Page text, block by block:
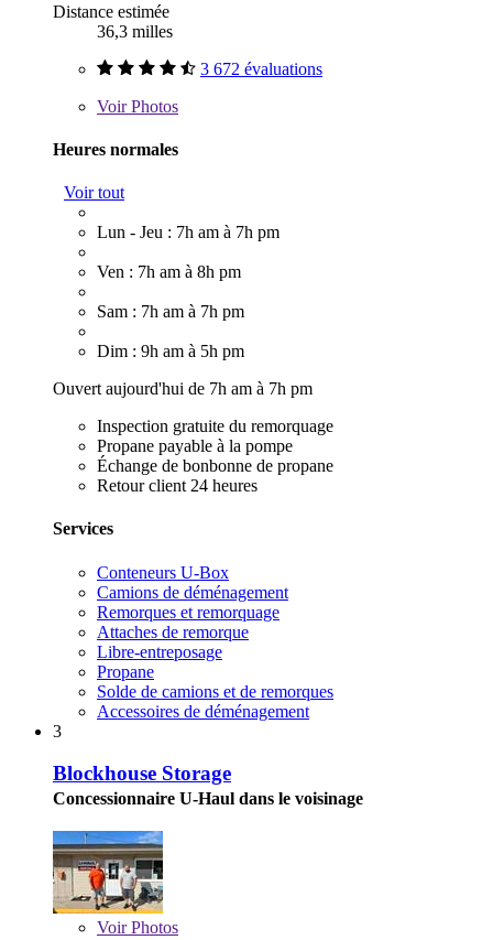
Distance estimée
36,3 milles
3 672 évaluations
VoirPhotos
Heures normales
Voir tout
Lun - Jeu : 7h am à 7h pm
Ven : 7h am à 8h pm
Sam : 7h am à 7h pm
Dim : 9h am à 5h pm
Ouvert aujourd'hui de 7h am à 7h pm
Inspection gratuite du remorquage
Propane payable à la pompe
Échange de bonbonne de propane
Retour client 24 heures
Services
Conteneurs U-Box
Camions de déménagement
Remorques et remorquage
Attaches de remorque
Libre-entreposage
Propane
Solde de camions et de remorques
Accessoires de déménagement
3
Blockhouse Storage
Concessionnaire U-Haul dans le voisinage
VoirPhotos